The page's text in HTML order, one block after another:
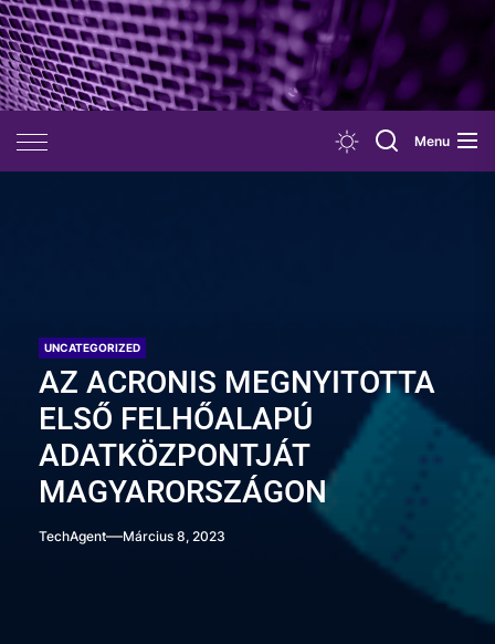
Skip
to
the
content
Menu
UNCATEGORIZED
AZ ACRONIS MEGNYITOTTA
ELSŐ FELHŐALAPÚ
ADATKÖZPONTJÁT
MAGYARORSZÁGON
TechAgent Március 8, 2023